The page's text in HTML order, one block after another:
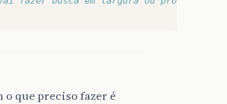
o que preciso fazer é